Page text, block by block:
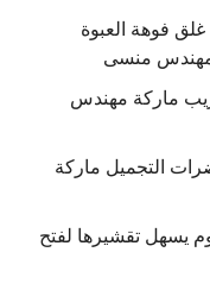
فوهة العبوة
مهندس منسى
ماركة مهندس
التجميل ماركة
يسهل تقشيرها لفتح